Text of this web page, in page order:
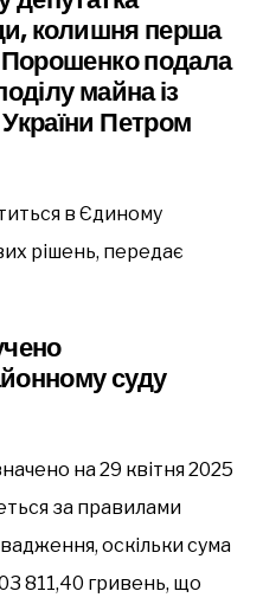
колишня перша
Порошенко подала
майна із
Петром
в Єдиному
рішень, передає
суду
на 29 квітня 2025
за правилами
оскільки сума
811,40 гривень, що